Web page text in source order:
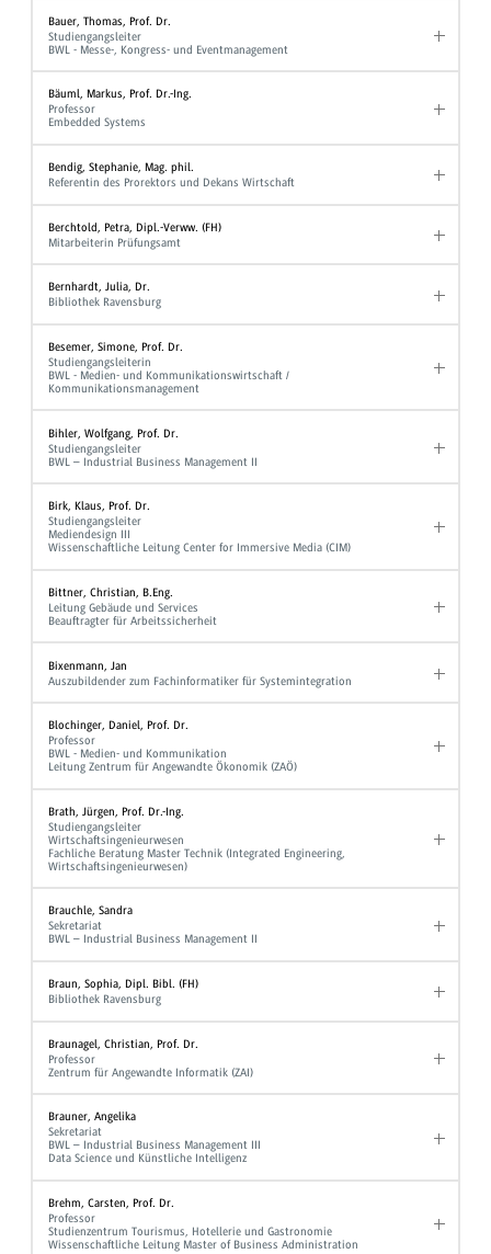
Bauer, Thomas, Prof. Dr.
Studiengangsleiter
BWL - Messe-, Kongress- und Eventmanagement
Bäuml, Markus, Prof. Dr.-Ing.
Professor
Embedded Systems
Bendig, Stephanie, Mag. phil.
Referentin des Prorektors und Dekans Wirtschaft
Berchtold, Petra, Dipl.-Verww. (FH)
Mitarbeiterin Prüfungsamt
Bernhardt, Julia, Dr.
Bibliothek Ravensburg
Besemer, Simone, Prof. Dr.
Studiengangsleiterin
BWL - Medien- und Kommunikationswirtschaft /
Kommunikationsmanagement
Bihler, Wolfgang, Prof. Dr.
Studiengangsleiter
BWL – Industrial Business Management II
Birk, Klaus, Prof. Dr.
Studiengangsleiter
Mediendesign III
Wissenschaftliche Leitung Center for Immersive Media (CIM)
Bittner, Christian, B.Eng.
Leitung Gebäude und Services
Beauftragter für Arbeitssicherheit
Bixenmann, Jan
Auszubildender zum Fachinformatiker für Systemintegration
Blochinger, Daniel, Prof. Dr.
Professor
BWL - Medien- und Kommunikation
Leitung Zentrum für Angewandte Ökonomik (ZAÖ)
Brath, Jürgen, Prof. Dr.-Ing.
Studiengangsleiter
Wirtschaftsingenieurwesen
Fachliche Beratung Master Technik (Integrated Engineering,
Wirtschaftsingenieurwesen)
Brauchle, Sandra
Sekretariat
BWL – Industrial Business Management II
Braun, Sophia, Dipl. Bibl. (FH)
Bibliothek Ravensburg
Braunagel, Christian, Prof. Dr.
Professor
Zentrum für Angewandte Informatik (ZAI)
Brauner, Angelika
Sekretariat
BWL – Industrial Business Management III
Data Science und Künstliche Intelligenz
Brehm, Carsten, Prof. Dr.
Professor
Studienzentrum Tourismus, Hotellerie und Gastronomie
Wissenschaftliche Leitung Master of Business Administration